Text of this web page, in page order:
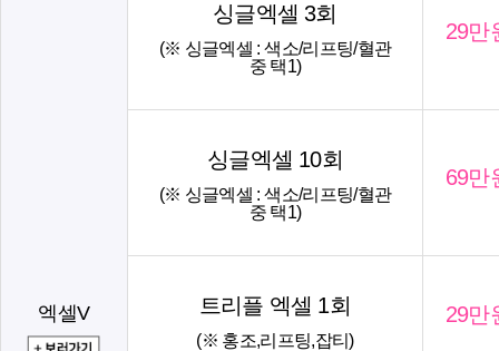
엑셀V
싱글엑셀 3회
(※ 싱글엑셀 : 색소/리프팅/혈관
중 택1)
29만
싱글엑셀 10회
(※ 싱글엑셀 : 색소/리프팅/혈관
중 택1)
69만
트리플 엑셀 1회
(※ 홍조,리프팅,잡티)
29만